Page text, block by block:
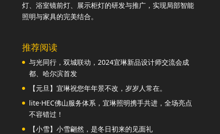
灯、浴室镜前灯、展示柜灯的研发与推广，实现局部智能
照明与家具的完美结合。
推荐阅读
与光同行，双城联动，2024宜琳新品设计师交流会成
都、哈尔滨首发
【元旦】宜琳祝您年年景不改，岁岁人常在。
lite·HEC佛山服务体系，宜琳照明携手共进，全场亮点
不容错过！
【小雪】小雪翩然，是冬日初来的见面礼